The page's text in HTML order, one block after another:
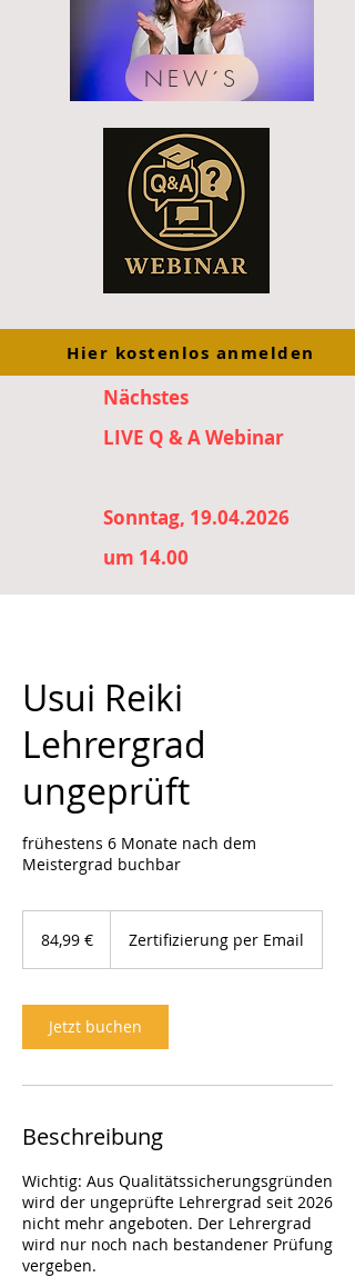
NEW´S
Hier kostenlos anmelden
Nächstes
LIVE Q & A Webinar
Sonntag, 19.04.2026
um 14.00
Usui Reiki
Lehrergrad
ungeprüft
frühestens 6 Monate nach dem
Meistergrad buchbar
84,99 € Zertifizierung per Email
Jetzt buchen
Beschreibung
Wichtig: Aus Qualitätssicherungsgründen
wird der ungeprüfte Lehrergrad seit 2026
nicht mehr angeboten. Der Lehrergrad
wird nur noch nach bestandener Prüfung
vergeben.